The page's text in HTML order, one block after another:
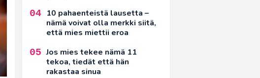
10 pahaenteistä lausetta –
nämä voivat olla merkki siitä,
että mies miettii eroa
Jos mies tekee nämä 11
tekoa, tiedät että hän
rakastaa sinua